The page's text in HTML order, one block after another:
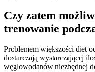
Czy zatem
trenowanie
Problemem większości diet
dostarczają wystarczającej
węglowodanów niezbędnej